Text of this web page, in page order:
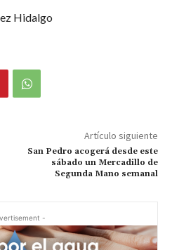
Hidalgo
Artículo siguiente
San Pedro acogerá desde este
sábado un Mercadillo de
Segunda Mano semanal
-